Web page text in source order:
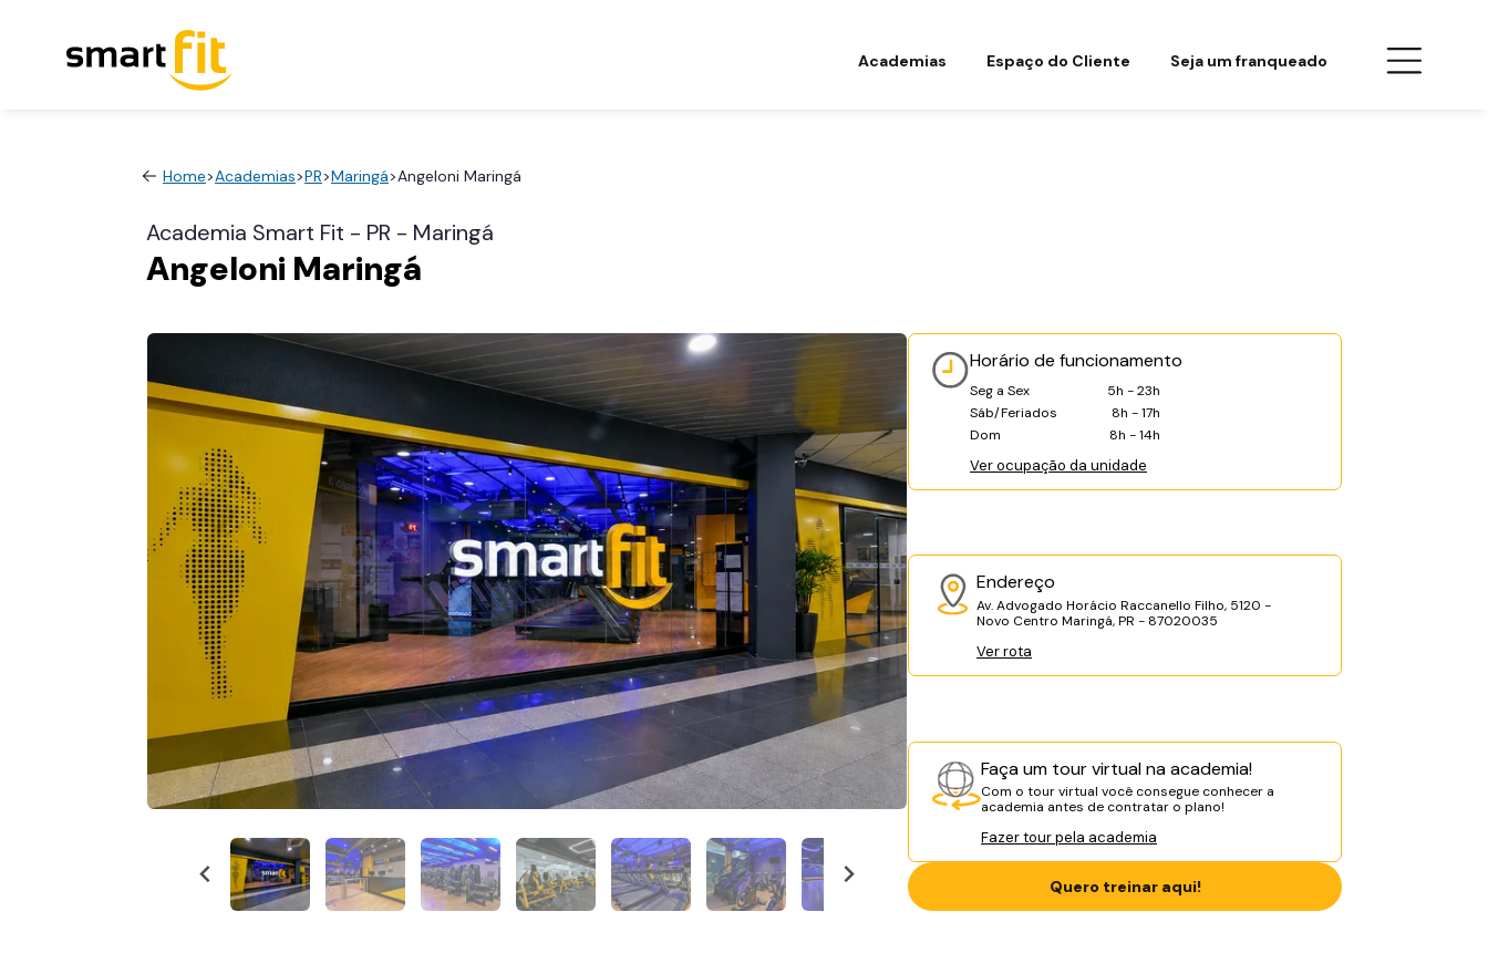
Academias Espaço do Cliente Seja um franqueado
Home>Academias>PR>Maringá>Angeloni Maringá
Academia Smart Fit - PR - Maringá
Angeloni Maringá
Horário de funcionamento
Seg a Sex
5h - 23h
Sáb/Feriados
8h - 17h
Dom
8h - 14h
Ver ocupação da unidade
Endereço
Av. Advogado Horácio Raccanello Filho, 5120 -
Novo Centro Maringá, PR - 87020035
Ver rota
Faça um tour virtual na academia!
Com o tour virtual você consegue conhecer a
academia antes de contratar o plano!
Fazer tour pela academia
Quero treinar aqui!